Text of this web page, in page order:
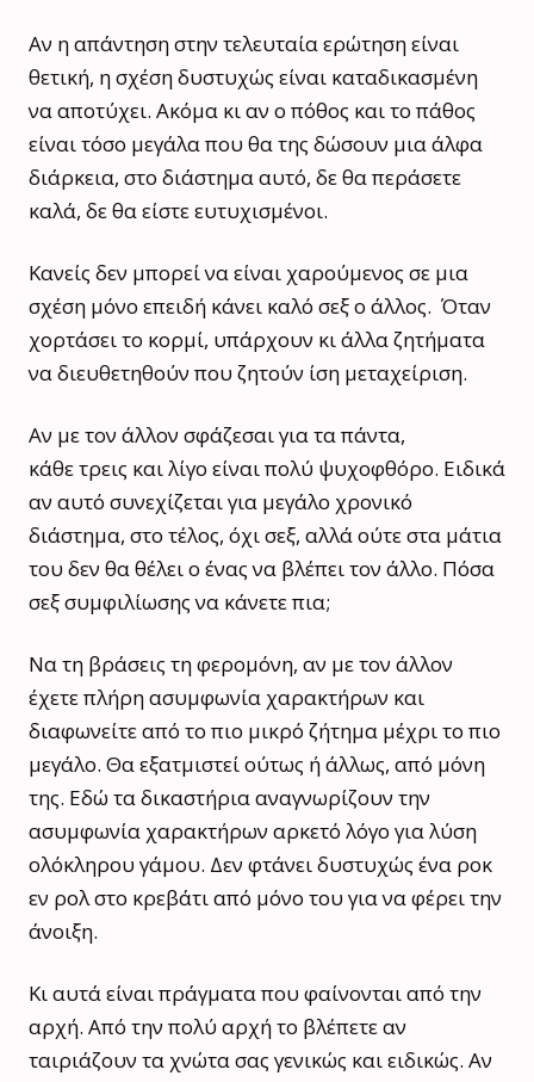
Αν η απάντηση στην τελευταία ερώτηση είναι
θετική, η σχέση δυστυχώς είναι καταδικασμένη
να αποτύχει. Ακόμα κι αν ο πόθος και το πάθος
είναι τόσο μεγάλα που θα της δώσουν μια άλφα
διάρκεια, στο διάστημα αυτό, δε θα περάσετε
καλά, δε θα είστε ευτυχισμένοι.
Κανείς δεν μπορεί να είναι χαρούμενος σε μια
σχέση μόνο επειδή κάνει καλό σεξ ο άλλος. Όταν
χορτάσει το κορμί, υπάρχουν κι άλλα ζητήματα
να διευθετηθούν που ζητούν ίση μεταχείριση.
Αν με τον άλλον σφάζεσαι για τα πάντα,
κάθε τρεις και λίγο είναι πολύ ψυχοφθόρο. Ειδικά
αν αυτό συνεχίζεται για μεγάλο χρονικό
διάστημα, στο τέλος, όχι σεξ, αλλά ούτε στα μάτια
του δεν θα θέλει ο ένας να βλέπει τον άλλο. Πόσα
σεξ συμφιλίωσης να κάνετε πια;
Να τη βράσεις τη φερομόνη, αν με τον άλλον
έχετε πλήρη ασυμφωνία χαρακτήρων και
διαφωνείτε από το πιο μικρό ζήτημα μέχρι το πιο
μεγάλο. Θα εξατμιστεί ούτως ή άλλως, από μόνη
της. Εδώ τα δικαστήρια αναγνωρίζουν την
ασυμφωνία χαρακτήρων αρκετό λόγο για λύση
ολόκληρου γάμου. Δεν φτάνει δυστυχώς ένα ροκ
εν ρολ στο κρεβάτι από μόνο του για να φέρει την
άνοιξη.
Κι αυτά είναι πράγματα που φαίνονται από την
αρχή. Από την πολύ αρχή το βλέπετε αν
ταιριάζουν τα χνώτα σας γενικώς και ειδικώς. Αν